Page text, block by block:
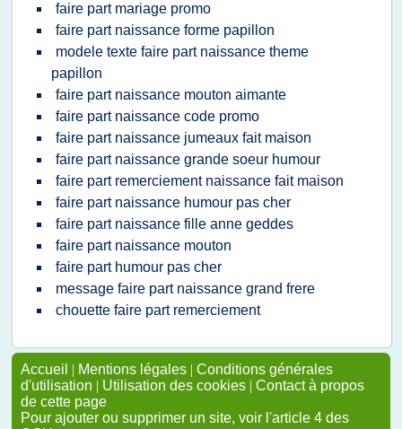
faire part mariage promo
faire part naissance forme papillon
modele texte faire part naissance theme
papillon
faire part naissance mouton aimante
faire part naissance code promo
faire part naissance jumeaux fait maison
faire part naissance grande soeur humour
faire part remerciement naissance fait maison
faire part naissance humour pas cher
faire part naissance fille anne geddes
faire part naissance mouton
faire part humour pas cher
message faire part naissance grand frere
chouette faire part remerciement
Accueil | Mentions légales | Conditions générales
d'utilisation | Utilisation des cookies | Contact à propos
de cette page
Pour ajouter ou supprimer un site, voir l'article 4 des